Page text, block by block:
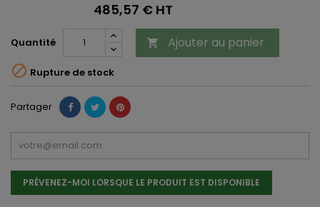
485,57 € HT
Quantité  Ajouter au panier
 Rupture de stock
Partager
PRÉVENEZ-MOI LORSQUE LE PRODUIT EST DISPONIBLE